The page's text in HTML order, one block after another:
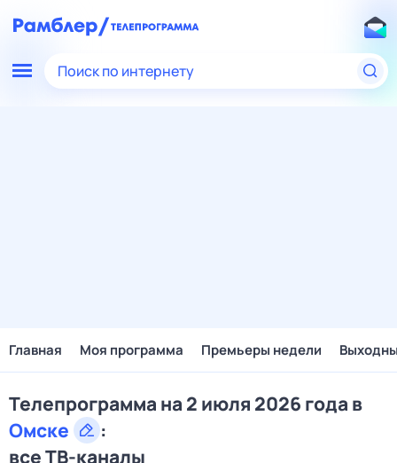
Поиск по интернету
Главная Моя программа Премьеры недели
Телепрограмма на 2 июля 2026 года в
Омске
:
все ТВ-каналы